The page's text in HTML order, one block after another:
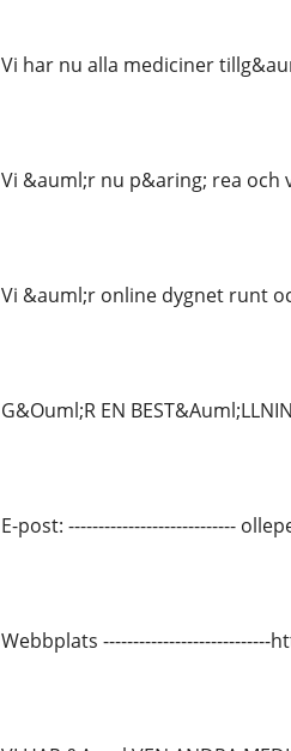
Vi har nu alla mediciner
Vi &auml;r nu p&aring; rea
Vi &auml;r online dygnet runt
G&Ouml;R EN
E-post: ----------------------------
Webbplats